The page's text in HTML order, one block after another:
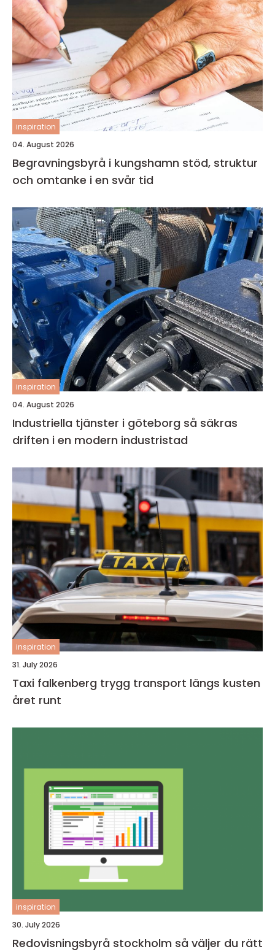
inspiration
04. August 2026
Begravningsbyrå i kungshamn stöd, struktur
och omtanke i en svår tid
inspiration
04. August 2026
Industriella tjänster i göteborg så säkras
driften i en modern industristad
inspiration
31. July 2026
Taxi falkenberg trygg transport längs kusten
året runt
inspiration
30. July 2026
Redovisningsbyrå stockholm så väljer du rätt